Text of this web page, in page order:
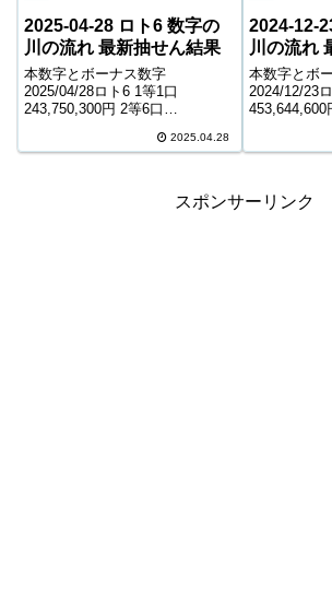
2025-04-28 ロト6 数字の
川の流れ 最新抽せん結果
本数字とボーナス数字
2025/04/28ロト6 1等1口
243,750,300円 2等6口
円 4等11,995口 6,500円 5等2025.04.28
2024-12-
川の流れ
本数字とボ
2024/12/23
453,644,600
円 4等
スポンサーリンク